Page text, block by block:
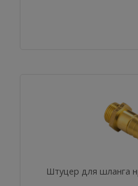
Штуцер для шланга